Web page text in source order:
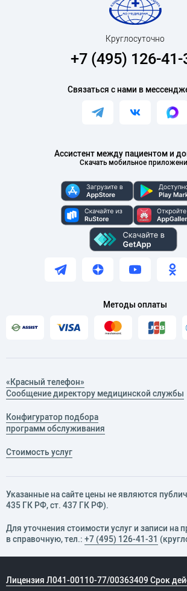
Ассистент между пациентом и
Скачать мобильное
Круглосуточно
+7 (495) 126-41-
Связаться с нами в
Методы оплаты
«Красный телефон»
Сообщение директору медицинской службы
Конфигуратор подбора
программ обслуживания
Стоимость услуг
Указанные на сайте цены не являются
435 ГК РФ, cт. 437 ГК РФ).
Для уточнения стоимости услуг и записи на
в справочную, тел.: +7 (495) 126-41-31
Лицензия Л041-00110-77/00363409 Срок